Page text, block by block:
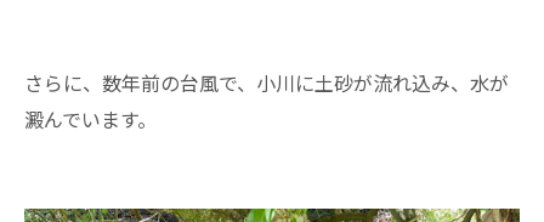
さらに、数年前の台風で、小川に土砂が流れ込み、水が
澱んでいます。